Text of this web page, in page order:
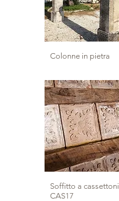
Colonne in pietra
Soffitto a cassettoni
CAS17